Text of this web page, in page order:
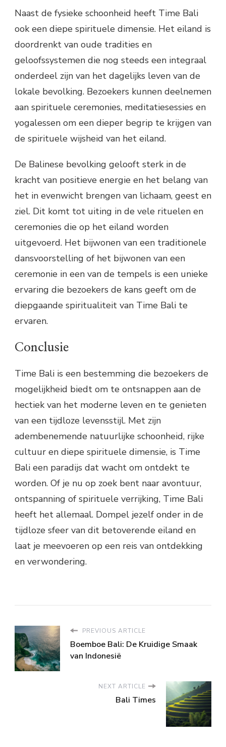
Naast de fysieke schoonheid heeft Time Bali
ook een diepe spirituele dimensie. Het eiland is
doordrenkt van oude tradities en
geloofssystemen die nog steeds een integraal
onderdeel zijn van het dagelijks leven van de
lokale bevolking. Bezoekers kunnen deelnemen
aan spirituele ceremonies, meditatiesessies en
yogalessen om een dieper begrip te krijgen van
de spirituele wijsheid van het eiland.
De Balinese bevolking gelooft sterk in de
kracht van positieve energie en het belang van
het in evenwicht brengen van lichaam, geest en
ziel. Dit komt tot uiting in de vele rituelen en
ceremonies die op het eiland worden
uitgevoerd. Het bijwonen van een traditionele
dansvoorstelling of het bijwonen van een
ceremonie in een van de tempels is een unieke
ervaring die bezoekers de kans geeft om de
diepgaande spiritualiteit van Time Bali te
ervaren.
Conclusie
Time Bali is een bestemming die bezoekers de
mogelijkheid biedt om te ontsnappen aan de
hectiek van het moderne leven en te genieten
van een tijdloze levensstijl. Met zijn
adembenemende natuurlijke schoonheid, rijke
cultuur en diepe spirituele dimensie, is Time
Bali een paradijs dat wacht om ontdekt te
worden. Of je nu op zoek bent naar avontuur,
ontspanning of spirituele verrijking, Time Bali
heeft het allemaal. Dompel jezelf onder in de
tijdloze sfeer van dit betoverende eiland en
laat je meevoeren op een reis van ontdekking
en verwondering.
PREVIOUS ARTICLE
Boemboe Bali: De Kruidige Smaak
van Indonesië
NEXT ARTICLE
Bali Times